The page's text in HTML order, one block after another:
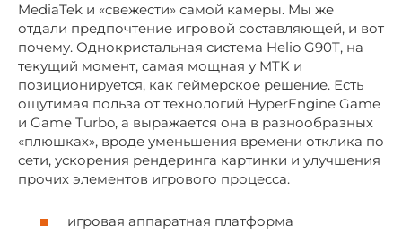
MediaTek и «свежести» самой камеры. Мы же
отдали предпочтение игровой составляющей, и вот
почему. Однокристальная система Helio G90T, на
текущий момент, самая мощная у MTK и
позиционируется, как геймерское решение. Есть
ощутимая польза от технологий HyperEngine Game
и Game Turbo, а выражается она в разнообразных
«плюшках», вроде уменьшения времени отклика по
сети, ускорения рендеринга картинки и улучшения
прочих элементов игрового процесса.
игровая аппаратная платформа